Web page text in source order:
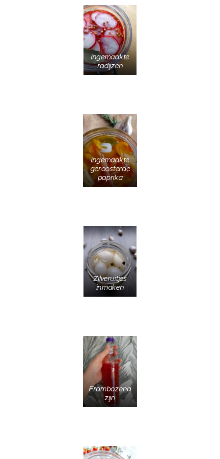
Ingemaakte
radijzen
Ingemaakte
geroosterde
paprika
Zilveruitjes
inmaken
Frambozena
zijn